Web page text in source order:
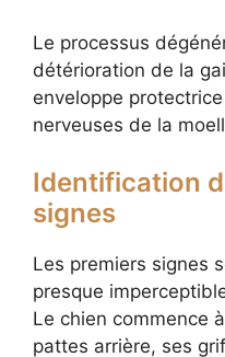
Le processus
détérioration de la
enveloppe
nerveuses de la
Identification
signes
Les premiers signes
presque
Le chien commence
pattes arrière, ses